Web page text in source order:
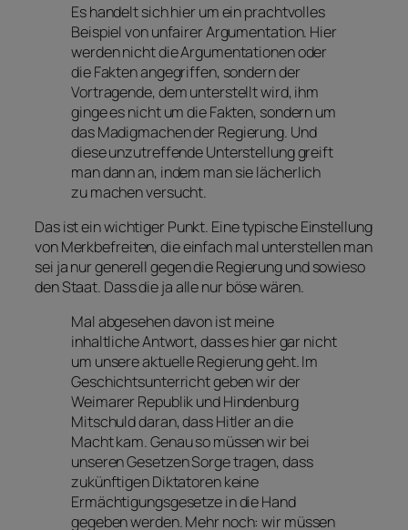
Es handelt sich hier um ein prachtvolles
Beispiel von unfairer Argumentation. Hier
werden nicht die Argumentationen oder
die Fakten angegriffen, sondern der
Vortragende, dem unterstellt wird, ihm
ginge es nicht um die Fakten, sondern um
das Madigmachen der Regierung. Und
diese unzutreffende Unterstellung greift
man dann an, indem man sie lächerlich
zu machen versucht.
Das ist ein wichtiger Punkt. Eine typische Einstellung
von Merkbefreiten, die einfach mal unterstellen man
sei ja nur generell gegen die Regierung und sowieso
den Staat. Dass die ja alle nur böse wären.
Mal abgesehen davon ist meine
inhaltliche Antwort, dass es hier gar nicht
um unsere aktuelle Regierung geht. Im
Geschichtsunterricht geben wir der
Weimarer Republik und Hindenburg
Mitschuld daran, dass Hitler an die
Macht kam. Genau so müssen wir bei
unseren Gesetzen Sorge tragen, dass
zukünftigen Diktatoren keine
Ermächtigungsgesetze in die Hand
gegeben werden. Mehr noch: wir müssen